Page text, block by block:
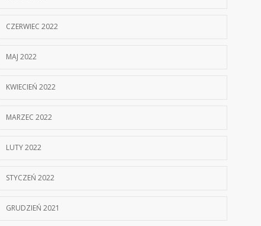
CZERWIEC 2022
MAJ 2022
KWIECIEŃ 2022
MARZEC 2022
LUTY 2022
STYCZEŃ 2022
GRUDZIEŃ 2021